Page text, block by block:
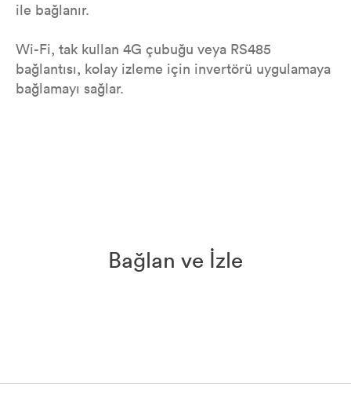
ile bağlanır.
Wi-Fi, tak kullan 4G çubuğu veya RS485
bağlantısı, kolay izleme için invertörü uygulamaya
bağlamayı sağlar.
Bağlan ve İzle